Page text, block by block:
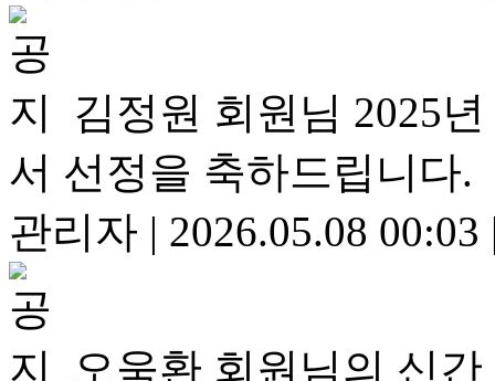
김정원 회원님 2025
서 선정을 축하드립니다.
관리자 | 2026.05.08 00:03
오욱환 회원님의 신